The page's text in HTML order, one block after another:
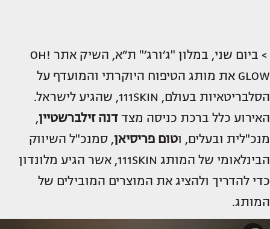
> ביום שני, במלון "ג׳ורג׳" ת״א, השיק אתר OH!
GLOW את מותג הטיפוח היוקרתי והמועדף על
הסלבריטאיות בעולם, 111SKIN, שהגיע לישראל.
האירוע כלל ברכת כניסה מצד דנה זילברשטיין,
מנכ"לית ובעלים, וטום פריסיאן, סמנכ"ל השיווק
הבינלאומי של המותג 111SKIN, אשר הגיע מלונדון
כדי להדריך ולהציג את המוצרים המובילים של
המותג.